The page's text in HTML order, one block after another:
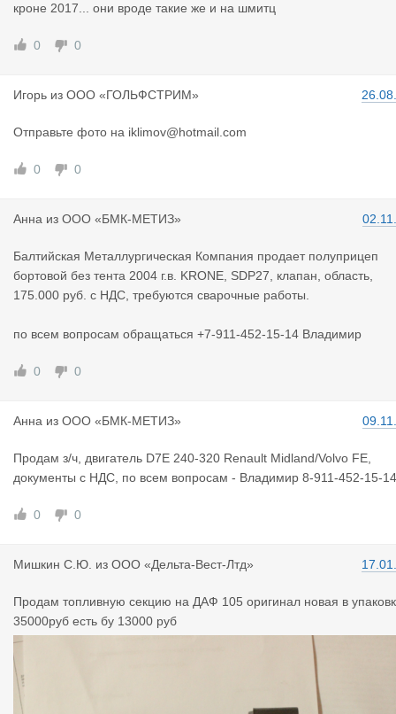
кроне 2017... они вроде такие же и на шмитц
0 0
Игорь из ООО «ГОЛЬФСТРИМ»
Отправьте фото на iklimov@hotmail.com
0 0
Анна из ООО «БМК-МЕТИЗ»
Балтийская Металлургическая Компания продает полуприцеп
бортовой без тента 2004 г.в. KRONE, SDP27, клапан, область,
175.000 руб. с НДС, требуются сварочные работы.
по всем вопросам обращаться +7-911-452-15-14 Владимир
0 0
Анна из ООО «БМК-МЕТИЗ»
Продам з/ч, двигатель D7E 240-320 Renault Midland/Volvo FE,
документы с НДС, по всем вопросам - Владимир 8-911-452-15-14
0 0
Мишкин С.Ю из ООО «Дельта-Вест-Лтд»
Продам топливную секцию на ДАФ 105 оригинал новая в
35000руб есть бу 13000 руб